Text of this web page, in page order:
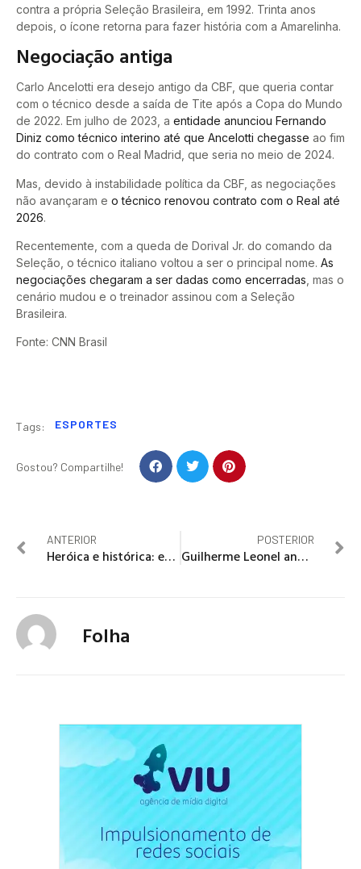
contra a própria Seleção Brasileira, em 1992. Trinta anos
depois, o ícone retorna para fazer história com a Amarelinha.
Negociação antiga
Carlo Ancelotti era desejo antigo da CBF, que queria contar
com o técnico desde a saída de Tite após a Copa do Mundo
de 2022. Em julho de 2023, a entidade anunciou Fernando
Diniz como técnico interino até que Ancelotti chegasse ao fim
do contrato com o Real Madrid, que seria no meio de 2024.
Mas, devido à instabilidade política da CBF, as negociações
não avançaram e o técnico renovou contrato com o Real até
2026.
Recentemente, com a queda de Dorival Jr. do comando da
Seleção, o técnico italiano voltou a ser o principal nome. As
negociações chegaram a ser dadas como encerradas , mas o
cenário mudou e o treinador assinou com a Seleção
Brasileira.
Fonte: CNN Brasil
Tags: ESPORTES
Gostou? Compartilhe!
ANTERIOR
Heróica e histórica: equipe médica separa gêmeas siamesas após 19 horas de cirurgia em Goiânia
POSTERIOR
Guilherme Leonel anuncia fim do casamento com Carol Nakamura: “Ingratidão”
Folha